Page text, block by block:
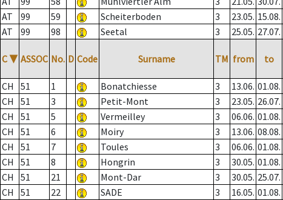
AT
99 59 Scheiterboden 3 23.05. 15.08.
AT
99 98 Seetal 3 25.05. 27.07.
C ▼ ASSOC No. D Code Surname TM from to
CH
51 1 Bonatchiesse 3 13.06. 01.08.
CH
51 3 Petit-Mont 3 23.05. 26.07.
CH
51 5 Vermeilley 3 06.06. 01.08.
CH
51 6 Moiry 3 13.06. 08.08.
CH
51 7 Toules 3 06.06. 01.08.
CH
51 8 Hongrin 3 30.05. 01.08.
CH
51 21 Mont-Dar 3 30.05. 25.07.
CH
51 22 SADE 3 16.05. 01.08.